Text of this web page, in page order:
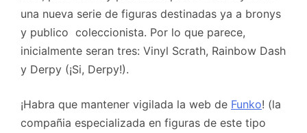
una nueva serie de figuras destinadas ya a bronys
y publico coleccionista. Por lo que parece,
inicialmente seran tres: Vinyl Scrath, Rainbow Dash
y Derpy (¡Si, Derpy!).
¡Habra que mantener vigilada la web de Funko! (la
compañia especializada en figuras de este tipo